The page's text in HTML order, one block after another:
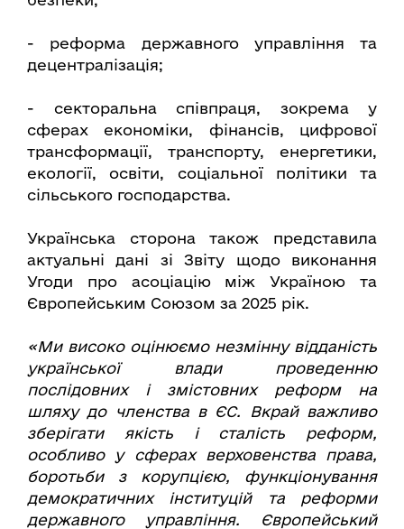
- реформа державного управління та
децентралізація;
- секторальна співпраця, зокрема у
сферах економіки, фінансів, цифрової
трансформації, транспорту, енергетики,
екології, освіти, соціальної політики та
сільського господарства.
Українська сторона також представила
актуальні дані зі Звіту щодо виконання
Угоди про асоціацію між Україною та
Європейським Союзом за 2025 рік.
«Ми високо оцінюємо незмінну відданість
української влади проведенню
послідовних і змістовних реформ на
шляху до членства в ЄС. Вкрай важливо
зберігати якість і сталість реформ,
особливо у сферах верховенства права,
боротьби з корупцією, функціонування
демократичних інституцій та реформи
державного управління. Європейський